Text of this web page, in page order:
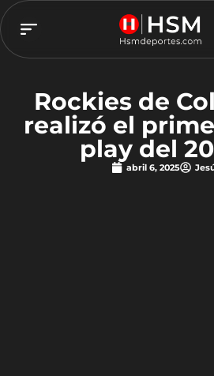
Rockies de
realizó el
play del
abril 6, 2025